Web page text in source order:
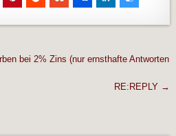
bei 2% Zins (nur ernsthafte Antworten
RE:REPLY →